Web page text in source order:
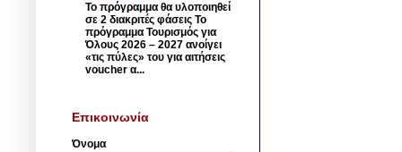
Το πρόγραμμα θα υλοποιηθεί
σε 2 διακριτές φάσεις Το
πρόγραμμα Τουρισμός για
Όλους 2026 – 2027 ανοίγει
«τις πύλες» του για αιτήσεις
voucher α...
Επικοινωνία
Όνομα